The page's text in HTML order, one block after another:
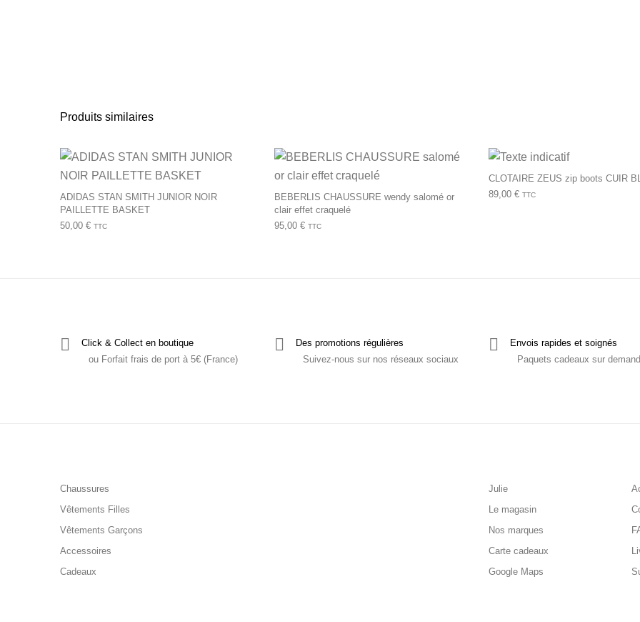
Produits similaires
ADIDAS STAN SMITH JUNIOR NOIR
PAILLETTE BASKET
50,00 € TTC
BEBERLIS CHAUSSURE wendy salomé or
clair effet craquelé
95,00 € TTC
CLOTAIRE ZEUS zip boots CUIR
89,00 € TTC
Click & Collect en boutique
ou Forfait frais de port à 5€ (France)
Des promotions régulières
Suivez-nous sur nos réseaux sociaux
Envois rapides et soignés
Paquets cadeaux sur
Chaussures
Vêtements Filles
Vêtements Garçons
Accessoires
Cadeaux
Julie
Le magasin
Nos marques
Carte cadeaux
Google Maps